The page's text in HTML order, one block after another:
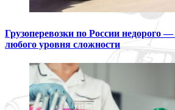
Грузоперевозки по России недорого
любого уровня сложности